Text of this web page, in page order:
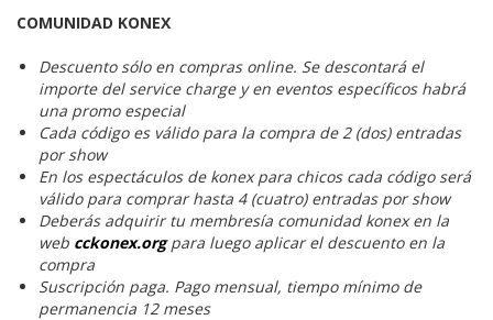
COMUNIDAD KONEX
Descuento sólo en compras online. Se descontará el
importe del service charge y en eventos específicos habrá
una promo especial
Cada código es válido para la compra de 2 (dos) entradas
por show
En los espectáculos de konex para chicos cada código será
válido para comprar hasta 4 (cuatro) entradas por show
Deberás adquirir tu membresía comunidad konex en la
web cckonex.org para luego aplicar el descuento en la
compra
Suscripción paga. Pago mensual, tiempo mínimo de
permanencia 12 meses